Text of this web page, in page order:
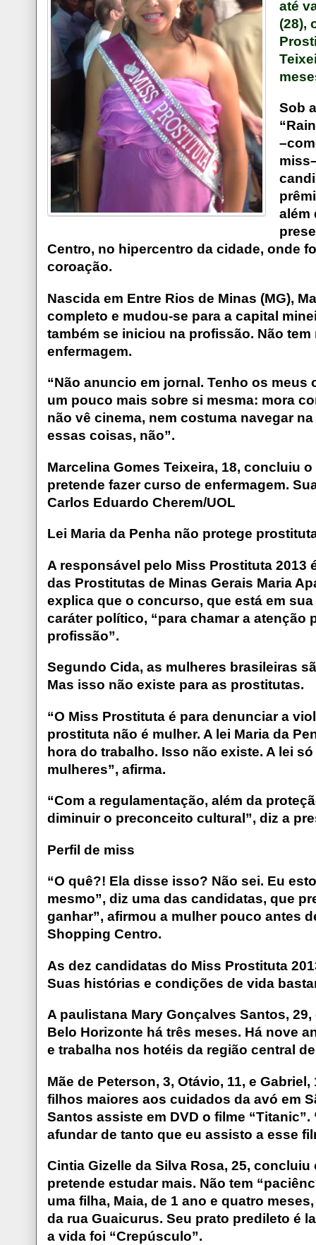
até
(28),
Sob
além
Centro, no hipercentro da cidade, onde
coroação.
Nascida em Entre Rios de Minas (MG),
completo e mudou-se para a capital
também se iniciou na profissão. Não
enfermagem.
“Não anuncio em jornal. Tenho os meus
um pouco mais sobre si mesma: mora
não vê cinema, nem costuma navegar
essas coisas, não”.
Marcelina Gomes Teixeira, 18, concluiu
pretende fazer curso de enfermagem.
Carlos Eduardo Cherem/UOL
Lei Maria da Penha não protege
A responsável pelo Miss Prostituta 2013
das Prostitutas de Minas Gerais Maria
explica que o concurso, que está em
caráter político, “para chamar a atenção
profissão”.
Segundo Cida, as mulheres brasileiras
Mas isso não existe para as prostitutas.
“O Miss Prostituta é para denunciar a
prostituta não é mulher. A lei Maria da
hora do trabalho. Isso não existe. A lei
mulheres”, afirma.
“Com a regulamentação, além da
diminuir o preconceito cultural”, diz a
Perfil de miss
“O quê?! Ela disse isso? Não sei. Eu
mesmo”, diz uma das candidatas, que
ganhar”, afirmou a mulher pouco antes
Shopping Centro.
As dez candidatas do Miss Prostituta
Suas histórias e condições de vida
A paulistana Mary Gonçalves Santos,
Belo Horizonte há três meses. Há nove
e trabalha nos hotéis da região central
Mãe de Peterson, 3, Otávio, 11, e
filhos maiores aos cuidados da avó em
Santos assiste em DVD o filme
afundar de tanto que eu assisto a esse
Cintia Gizelle da Silva Rosa, 25,
pretende estudar mais. Não tem
uma filha, Maia, de 1 ano e quatro
da rua Guaicurus. Seu prato predileto é
a vida foi “Crepúsculo”.